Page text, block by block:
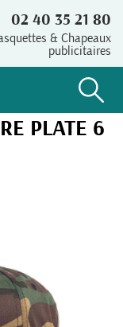
02 40 35 21 80
& Chapeaux
publicitaires
PLATE 6